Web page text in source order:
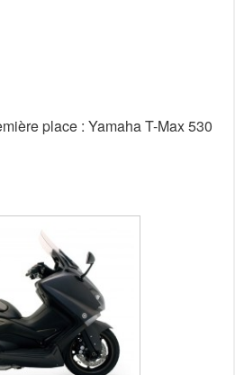
place : Yamaha T-Max 530